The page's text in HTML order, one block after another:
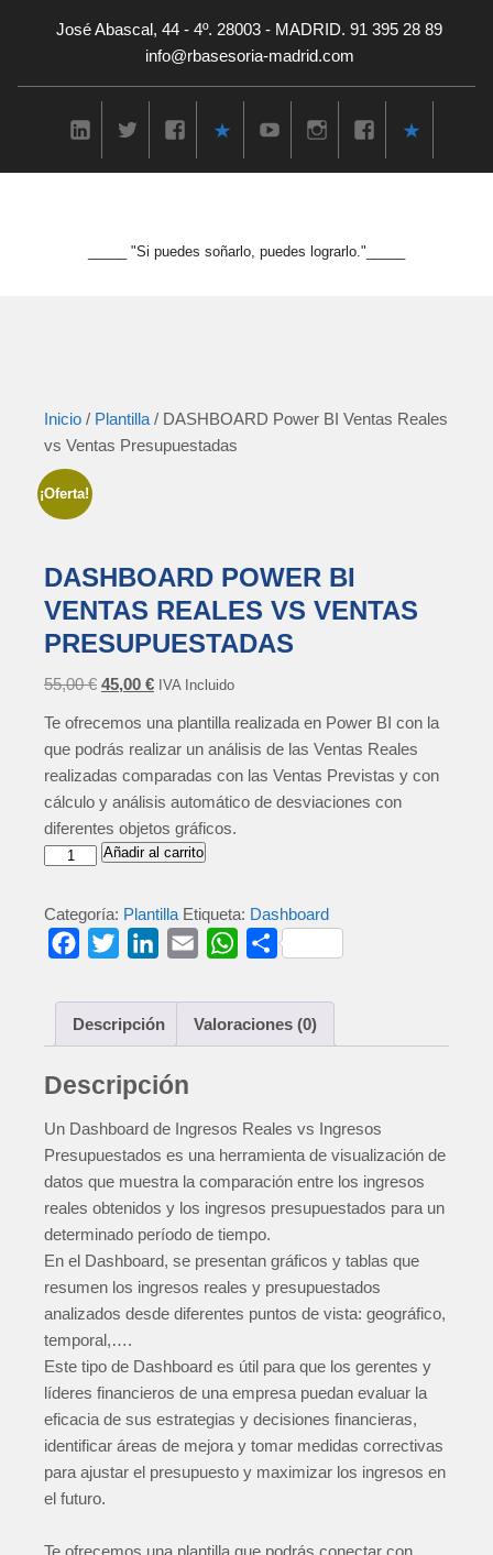
José Abascal, 44 - 4º. 28003 - MADRID. 91 395 28 89
info@rbasesoria-madrid.com
_____ "Si puedes soñarlo, puedes lograrlo."_____
Inicio / Plantilla / DASHBOARD Power BI Ventas Reales
vs Ventas Presupuestadas
¡Oferta!
DASHBOARD POWER BI
VENTAS REALES VS VENTAS
PRESUPUESTADAS
55,00€ 45,00 € IVA Incluido
Te ofrecemos una plantilla realizada en Power BI con la
que podrás realizar un análisis de las Ventas Reales
realizadas comparadas con las Ventas Previstas y con
cálculo y análisis automático de desviaciones con
diferentes objetos gráficos.
Añadir al carrito
Categoría: Plantilla Etiqueta: Dashboard
c
e
o
o
k
i
t
e
r
n
k
d
I
n
a
i
W
a
t
p
p
C
m
p
t
i
r
Descripción Valoraciones (0)
Descripción
Un Dashboard de Ingresos Reales vs Ingresos
Presupuestados es una herramienta de visualización de
datos que muestra la comparación entre los ingresos
reales obtenidos y los ingresos presupuestados para un
determinado período de tiempo.
En el Dashboard, se presentan gráficos y tablas que
resumen los ingresos reales y presupuestados
analizados desde diferentes puntos de vista: geográfico,
temporal,….
Este tipo de Dashboard es útil para que los gerentes y
líderes financieros de una empresa puedan evaluar la
eficacia de sus estrategias y decisiones financieras,
identificar áreas de mejora y tomar medidas correctivas
para ajustar el presupuesto y maximizar los ingresos en
el futuro.